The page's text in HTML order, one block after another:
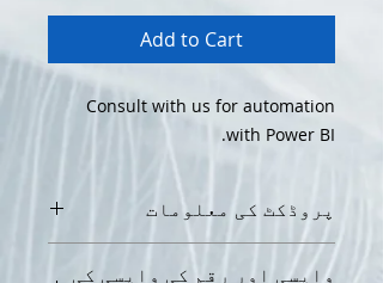
Add to Cart
Consult with us for automation
with Power BI.
پروڈکٹ کی معلومات
میں پروڈکٹ کی تفصیل ہوں۔ میں آپ
واپسی اور رقم کی واپسی کی